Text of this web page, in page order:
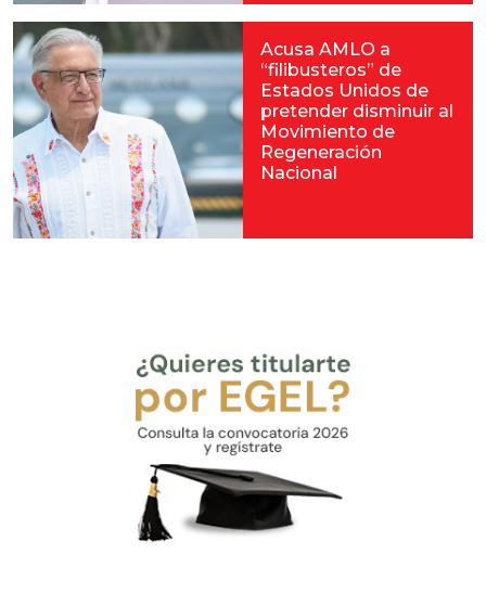
Acusa AMLO a
“filibusteros” de
Estados Unidos de
pretender disminuir al
Movimiento de
Regeneración
Nacional